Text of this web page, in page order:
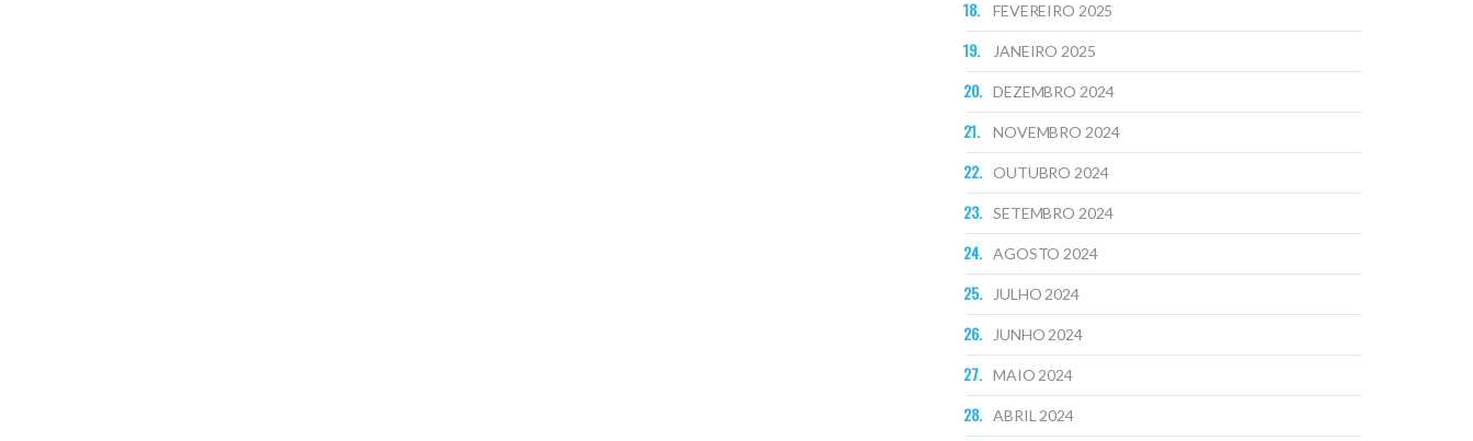
FEVEREIRO 2025
JANEIRO 2025
DEZEMBRO 2024
NOVEMBRO 2024
OUTUBRO 2024
SETEMBRO 2024
AGOSTO 2024
JULHO 2024
JUNHO 2024
MAIO 2024
ABRIL 2024